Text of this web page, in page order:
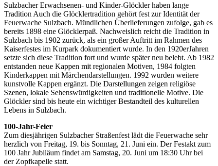
Sulzbacher Erwachsenen- und Kinder-Glöckler haben lange
Tradition Auch die Glöcklertradition gehört fest zur Identität der
Feuerwache Sulzbach. Mündlichen Überlieferungen zufolge, gab es
bereits 1898 eine Glöcklerpaß. Nachweislich reicht die Tradition in
Sulzbach bis 1902 zurück, als ein großer Auftritt im Rahmen des
Kaiserfestes im Kurpark dokumentiert wurde. In den 1920erJahren
setzte sich diese Tradition fort und wurde später neu belebt. Ab 1982
entstanden neue Kappen mit regionalen Motiven, 1984 folgten
Kinderkappen mit Märchendarstellungen. 1992 wurden weitere
kunstvolle Kappen ergänzt. Die Darstellungen zeigen religiöse
Szenen, lokale Sehenswürdigkeiten und traditionelle Motive. Die
Glöckler sind bis heute ein wichtiger Bestandteil des kulturellen
Lebens in Sulzbach.
100-Jahr-Feier
Zum diesjährigen Sulzbacher Straßenfest lädt die Feuerwache sehr
herzlich von Freitag, 19. bis Sonntag, 21. Juni ein. Der Festakt zum
100 Jahr Jubiläum findet am Samstag, 20. Juni um 18:30 Uhr bei
der Zopfkapelle statt.